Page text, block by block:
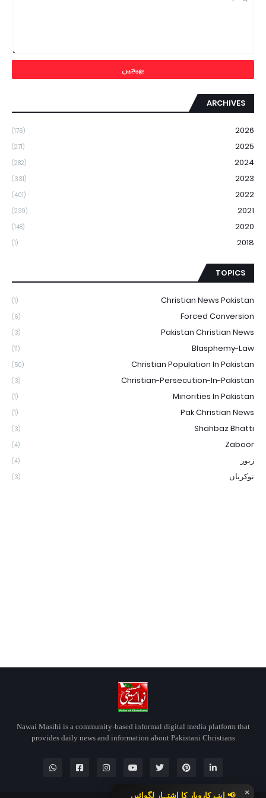
× 📢 اپنے کاروبار کا اشتہار لگوائیں
ARCHIVES
2026
(176)
2025
(271)
2024
(282)
2023
(331)
2022
(401)
2021
(239)
2020
(148)
2018
(1)
TOPICS
Christian News Pakistan
(1)
Forced Conversion
(6)
Pakistan Christian News
(3)
Blasphemy-Law
(11)
Christian Population In Pakistan
(50)
Christian-Persecution-In-Pakistan
(3)
Minorities In Pakistan
(1)
Pak Christian News
(1)
Shahbaz Bhatti
(3)
Zaboor
(4)
زبور (4)
نوکریاں (3)
Nawai Masihi is a community-based informal digital media platform that
provides daily news and information about Pakistani Christians